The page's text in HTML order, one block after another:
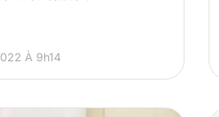
À 9h14